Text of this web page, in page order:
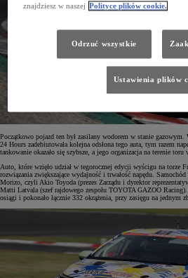
Początkowo pojazd ten był zasilany wodorem w stanie
24 Hours zadebiutowała kolejna odsłona tego auta, tym razem
tankowanie okazało się szybsze, a jego organizacja na terenie toru
Auto, które wzięło udział w tegorocznej edycji wyścigu na torze
rozwiązania zwiększające wydajność i trwałość napędu.
Morizo, czyli Akio Toyoda (prezes Zarządu i dyrektor
Matti Latvala (szef rajdowego zespołu TOYOTA GAZOO
osiągi i pokonało łącznie 332 okrążenia, przy zasięgu na jednym
znajdziesz w naszej Polityce plików cookie.
Odrzuć wszystkie
Ustawienia plików